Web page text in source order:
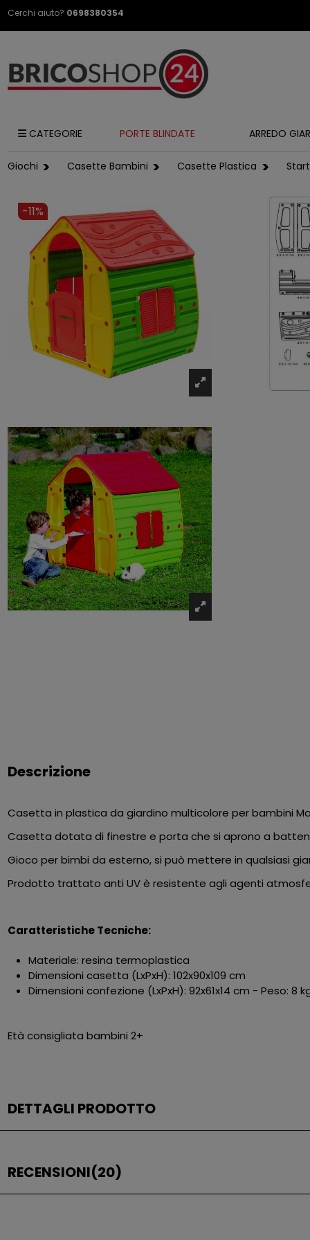
Cerchi aiuto? 0698380354
CATEGORIE PORTE BLINDATE ARREDO
Giochi Casette Bambini Casette Plastica
-11%
Descrizione
Casetta in plastica da giardino multicolore per bambini
Casetta dotata di finestre e porta che si aprono a
Gioco per bimbi da esterno, si può mettere in qualsiasi
Prodotto trattato anti UV è resistente agli agenti
Caratteristiche Tecniche:
Materiale: resina termoplastica
Dimensioni casetta (LxPxH): 102x90x109 cm
Dimensioni confezione (LxPxH): 92x61x14 cm - Peso: 8
Età consigliata bambini 2+
DETTAGLI PRODOTTO
RECENSIONI(20)